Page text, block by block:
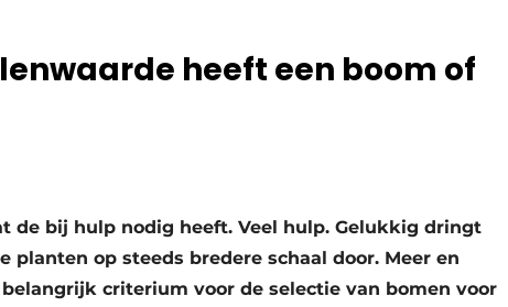
heeft een boom of
de bij hulp nodig heeft. Veel hulp. Gelukkig dringt
planten op steeds bredere schaal door. Meer en
criterium voor de selectie van bomen voor